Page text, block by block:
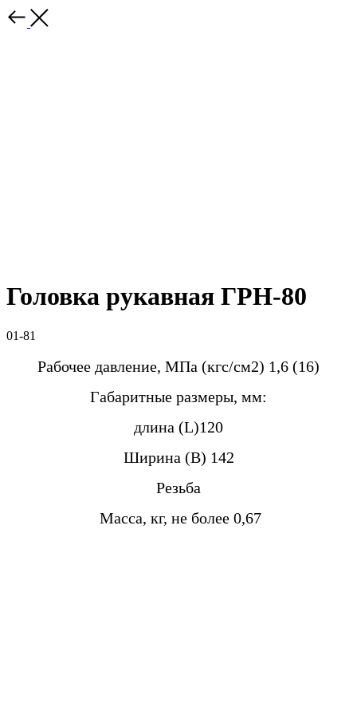
Головка рукавная ГРН-80
01-81
Рабочее давление, МПа (кгс/см2) 1,6 (16)
Габаритные размеры, мм:
длина (L)120
Ширина (B) 142
Резьба
Масса, кг, не более 0,67